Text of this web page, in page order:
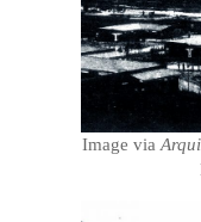
Image via